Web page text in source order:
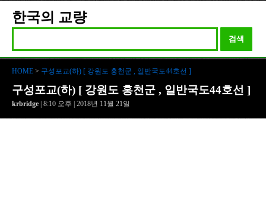
한국의 교량
검색
HOME > 구성포교(하) [ 강원도 홍천군 , 일반국도44호선 ]
구성포교(하) [ 강원도 홍천군 , 일반국도44호선 ]
krbridge | 8:10 오후 | 2018년 11월 21일